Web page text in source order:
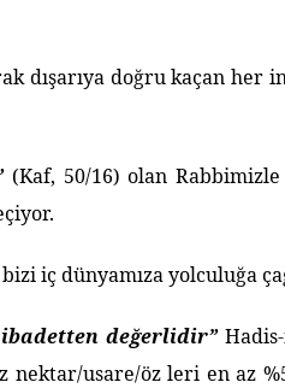
dışarıya doğru kaçan her
(Kaf, 50/16) olan
iç dünyamıza yolculuğa
değerlidir”
nektar/usare/öz leri en az